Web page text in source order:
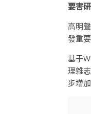
要害
高明
發重
基于
理雜
步增